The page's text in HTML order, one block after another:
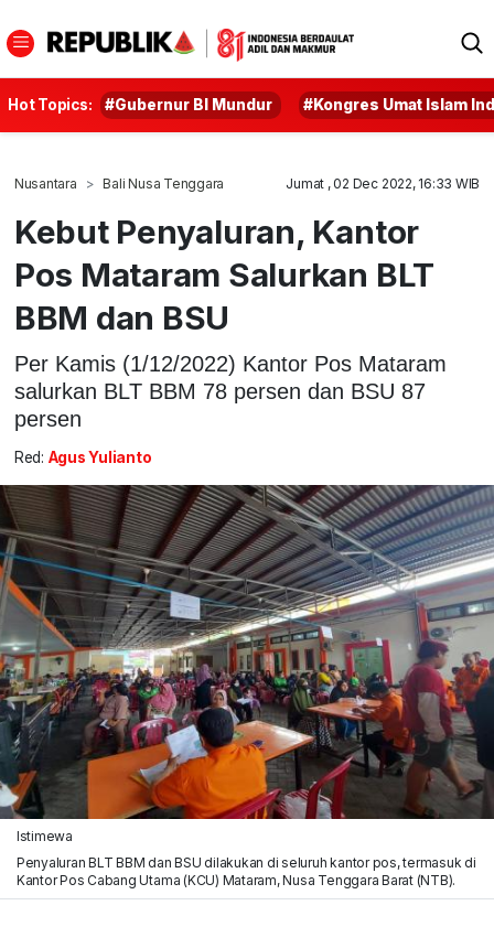
Hot Topics: #Gubernur BI Mundur #Kongres Umat Islam
Nusantara Bali Nusa Tenggara Jumat , 02 Dec 2022, 16:33 WIB
Kebut Penyaluran, Kantor
Pos Mataram Salurkan BLT
BBM dan BSU
Per Kamis (1/12/2022) Kantor Pos Mataram
salurkan BLT BBM 78 persen dan BSU 87
persen
Red: Agus Yulianto
Istimewa
Penyaluran BLT BBM dan BSU dilakukan di seluruh kantor pos, termasuk di
Kantor Pos Cabang Utama (KCU) Mataram, Nusa Tenggara Barat (NTB).